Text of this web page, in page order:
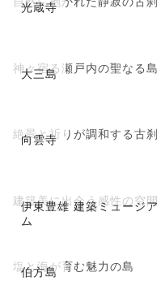
光蔵寺
大三島
神々宿る瀬戸内の聖なる島
向雲寺
絶景と祈りが調和する古刹
伊東豊雄 建築ミュージア
ム
建築美に出会う感性の空間
伯方島
塩と海が育む魅力の島